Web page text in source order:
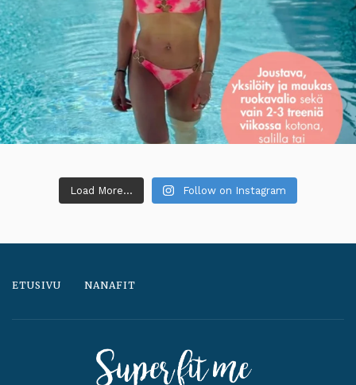
Load More... Follow on Instagram
ETUSIVU NANAFIT